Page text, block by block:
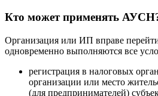
Кто может применять
Организация или ИП вправе
одновременно выполняются все
регистрация в налоговых
организации или место
(для предпринимателей)